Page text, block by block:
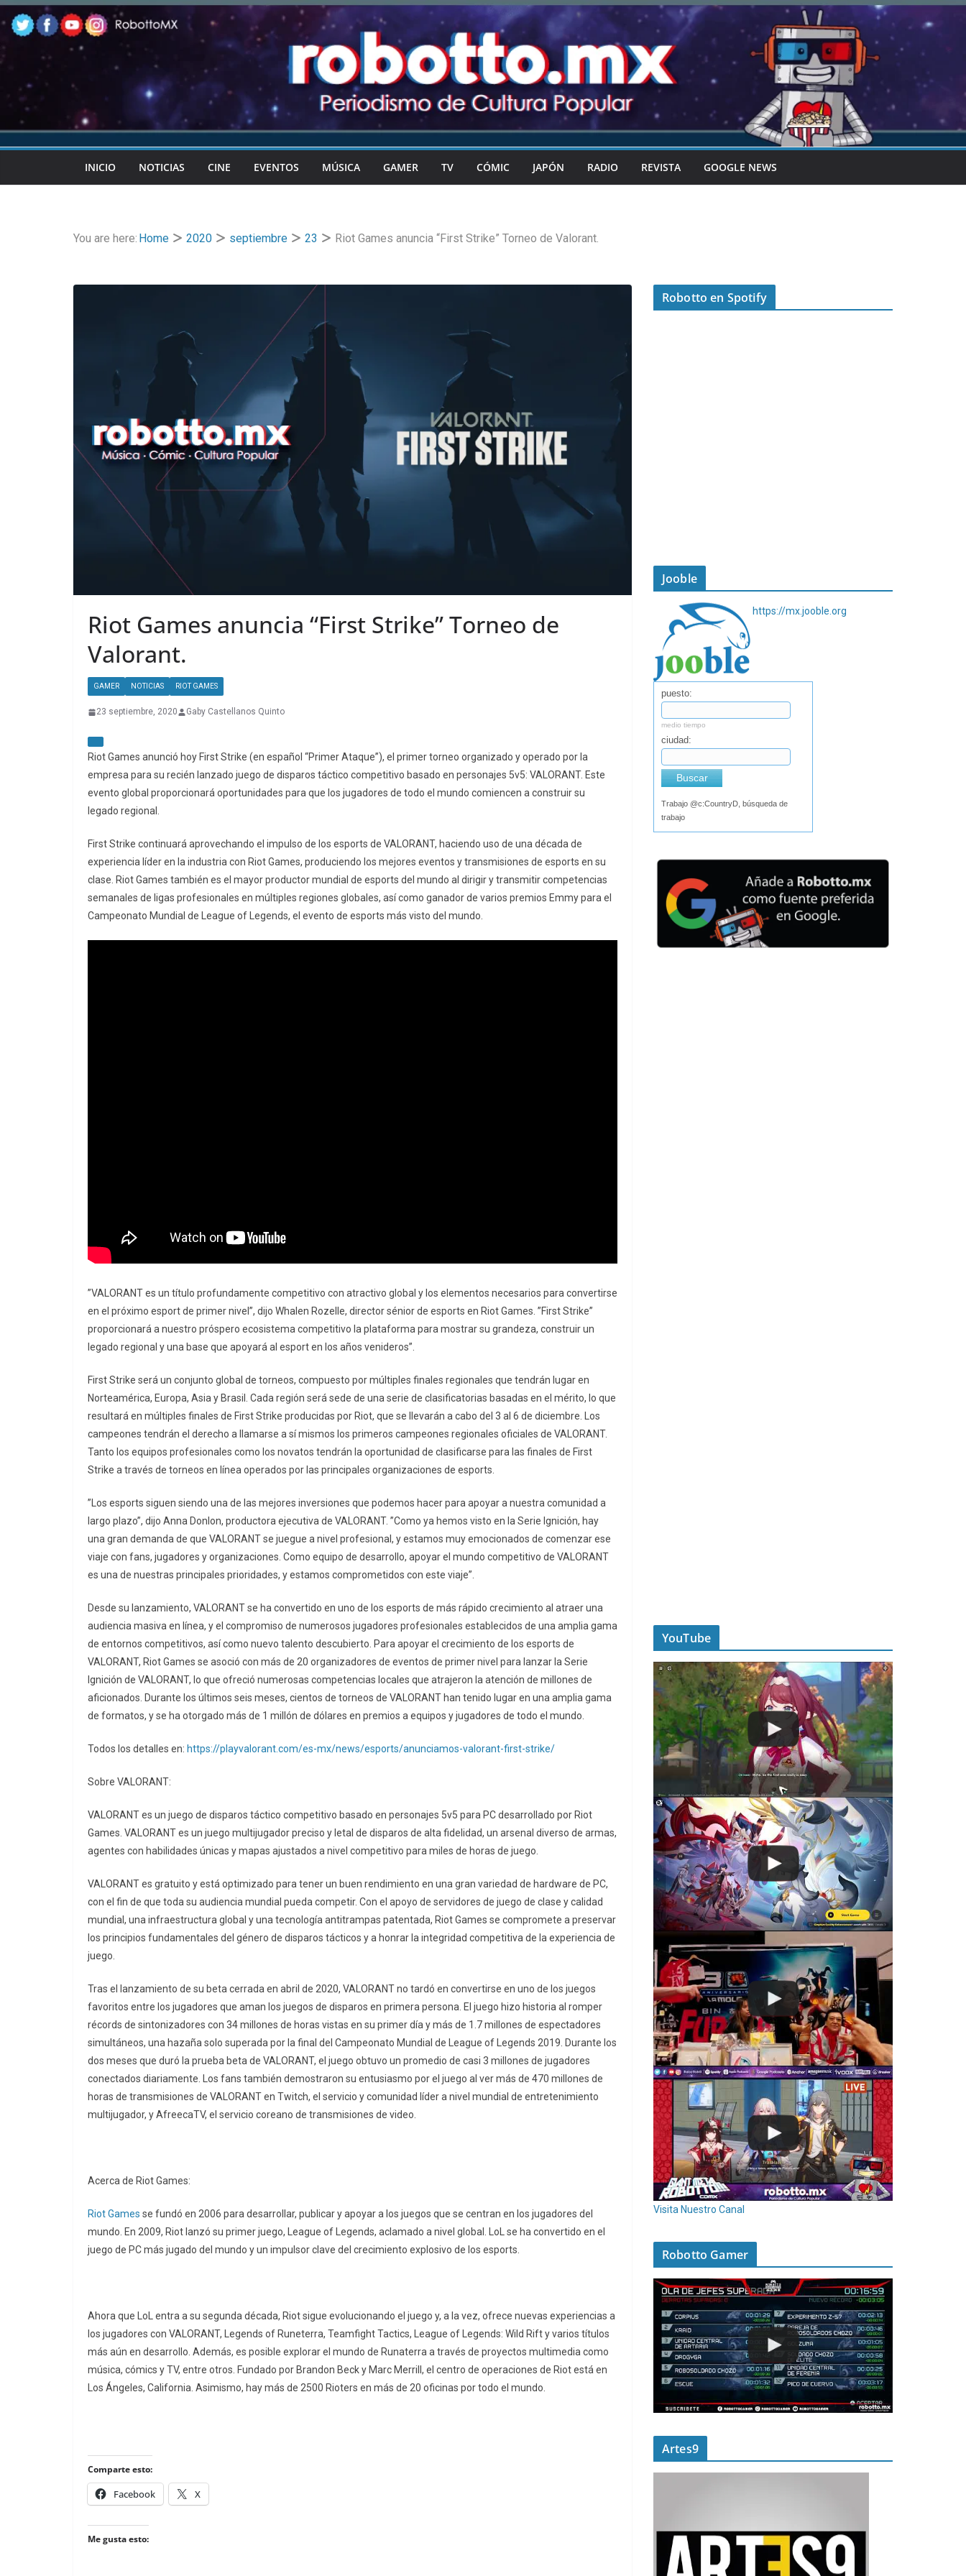
Skip
to
content
INICIO NOTICIAS CINE EVENTOS MÚSICA GAMER TV CÓMIC JAPÓN RADIO REVISTA GOOGLE NEWS
You are here: Home 2020 septiembre 23 Riot Games anuncia “First Strike” Torneo de Valorant.
Riot Games anuncia “First Strike” Torneo de
Valorant.
GAMER NOTICIAS RIOT GAMES
23 septiembre, 2020 Gaby Castellanos Quinto
Riot Games anunció hoy First Strike (en español “Primer Ataque”), el primer torneo organizado y operado por la
empresa para su recién lanzado juego de disparos táctico competitivo basado en personajes 5v5: VALORANT. Este
evento global proporcionará oportunidades para que los jugadores de todo el mundo comiencen a construir su
legado regional.
First Strike continuará aprovechando el impulso de los esports de VALORANT, haciendo uso de una década de
experiencia líder en la industria con Riot Games, produciendo los mejores eventos y transmisiones de esports en su
clase. Riot Games también es el mayor productor mundial de esports del mundo al dirigir y transmitir competencias
semanales de ligas profesionales en múltiples regiones globales, así como ganador de varios premios Emmy para el
Campeonato Mundial de League of Legends, el evento de esports más visto del mundo.
”VALORANT es un título profundamente competitivo con atractivo global y los elementos necesarios para convertirse
en el próximo esport de primer nivel”, dijo Whalen Rozelle, director sénior de esports en Riot Games. ”First Strike”
proporcionará a nuestro próspero ecosistema competitivo la plataforma para mostrar su grandeza, construir un
legado regional y una base que apoyará al esport en los años venideros”.
First Strike será un conjunto global de torneos, compuesto por múltiples finales regionales que tendrán lugar en
Norteamérica, Europa, Asia y Brasil. Cada región será sede de una serie de clasificatorias basadas en el mérito, lo que
resultará en múltiples finales de First Strike producidas por Riot, que se llevarán a cabo del 3 al 6 de diciembre. Los
campeones tendrán el derecho a llamarse a sí mismos los primeros campeones regionales oficiales de VALORANT.
Tanto los equipos profesionales como los novatos tendrán la oportunidad de clasificarse para las finales de First
Strike a través de torneos en línea operados por las principales organizaciones de esports.
”Los esports siguen siendo una de las mejores inversiones que podemos hacer para apoyar a nuestra comunidad a
largo plazo”, dijo Anna Donlon, productora ejecutiva de VALORANT. ”Como ya hemos visto en la Serie Ignición, hay
una gran demanda de que VALORANT se juegue a nivel profesional, y estamos muy emocionados de comenzar ese
viaje con fans, jugadores y organizaciones. Como equipo de desarrollo, apoyar el mundo competitivo de VALORANT
es una de nuestras principales prioridades, y estamos comprometidos con este viaje”.
Desde su lanzamiento, VALORANT se ha convertido en uno de los esports de más rápido crecimiento al atraer una
audiencia masiva en línea, y el compromiso de numerosos jugadores profesionales establecidos de una amplia gama
de entornos competitivos, así como nuevo talento descubierto. Para apoyar el crecimiento de los esports de
VALORANT, Riot Games se asoció con más de 20 organizadores de eventos de primer nivel para lanzar la Serie
Ignición de VALORANT, lo que ofreció numerosas competencias locales que atrajeron la atención de millones de
aficionados. Durante los últimos seis meses, cientos de torneos de VALORANT han tenido lugar en una amplia gama
de formatos, y se ha otorgado más de 1 millón de dólares en premios a equipos y jugadores de todo el mundo.
Todos los detalles en: https://playvalorant.com/es-mx/news/esports/anunciamos-valorant-first-strike/
Sobre VALORANT:
VALORANT es un juego de disparos táctico competitivo basado en personajes 5v5 para PC desarrollado por Riot
Games. VALORANT es un juego multijugador preciso y letal de disparos de alta fidelidad, un arsenal diverso de armas,
agentes con habilidades únicas y mapas ajustados a nivel competitivo para miles de horas de juego.
VALORANT es gratuito y está optimizado para tener un buen rendimiento en una gran variedad de hardware de PC,
con el fin de que toda su audiencia mundial pueda competir. Con el apoyo de servidores de juego de clase y calidad
mundial, una infraestructura global y una tecnología antitrampas patentada, Riot Games se compromete a preservar
los principios fundamentales del género de disparos tácticos y a honrar la integridad competitiva de la experiencia de
juego.
Tras el lanzamiento de su beta cerrada en abril de 2020, VALORANT no tardó en convertirse en uno de los juegos
favoritos entre los jugadores que aman los juegos de disparos en primera persona. El juego hizo historia al romper
récords de sintonizadores con 34 millones de horas vistas en su primer día y más de 1.7 millones de espectadores
simultáneos, una hazaña solo superada por la final del Campeonato Mundial de League of Legends 2019. Durante los
dos meses que duró la prueba beta de VALORANT, el juego obtuvo un promedio de casi 3 millones de jugadores
conectados diariamente. Los fans también demostraron su entusiasmo por el juego al ver más de 470 millones de
horas de transmisiones de VALORANT en Twitch, el servicio y comunidad líder a nivel mundial de entretenimiento
multijugador, y AfreecaTV, el servicio coreano de transmisiones de video.
Acerca de Riot Games:
Riot Games se fundó en 2006 para desarrollar, publicar y apoyar a los juegos que se centran en los jugadores del
mundo. En 2009, Riot lanzó su primer juego, League of Legends, aclamado a nivel global. LoL se ha convertido en el
juego de PC más jugado del mundo y un impulsor clave del crecimiento explosivo de los esports.
Ahora que LoL entra a su segunda década, Riot sigue evolucionando el juego y, a la vez, ofrece nuevas experiencias a
los jugadores con VALORANT, Legends of Runeterra, Teamfight Tactics, League of Legends: Wild Rift y varios títulos
más aún en desarrollo. Además, es posible explorar el mundo de Runaterra a través de proyectos multimedia como
música, cómics y TV, entre otros. Fundado por Brandon Beck y Marc Merrill, el centro de operaciones de Riot está en
Los Ángeles, California. Asimismo, hay más de 2500 Rioters en más de 20 oficinas por todo el mundo.
Comparte esto:
Facebook X
Me gusta esto:
Robotto en Spotify
Jooble
https://mx.jooble.org
puesto:
medio tiempo
ciudad:
Buscar
Trabajo @c:CountryD, búsqueda de
trabajo
YouTube
Visita Nuestro Canal
Robotto Gamer
Artes9